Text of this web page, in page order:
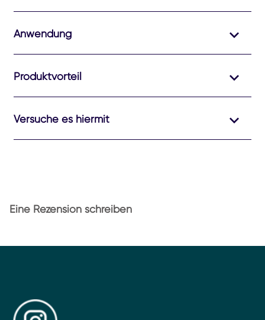
Anwendung
Produktvorteil
Versuche es hiermit
Eine Rezension schreiben